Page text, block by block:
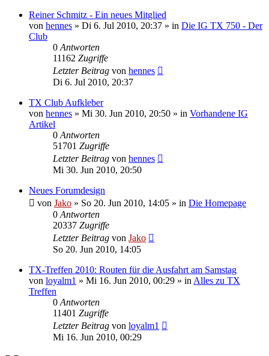
Reiner Schmitz - Ein neues Mitglied
von hennes » Di 6. Jul 2010, 20:37 » in Die IG TX 750 - Der
Club
0 Antworten
11162 Zugriffe
Letzter Beitrag von hennes
Di 6. Jul 2010, 20:37
TX Club Aufkleber
von hennes » Mi 30. Jun 2010, 20:50 » in Vorhandene IG
Artikel
0 Antworten
51701 Zugriffe
Letzter Beitrag von hennes
Mi 30. Jun 2010, 20:50
Neues Forumdesign
von Jako » So 20. Jun 2010, 14:05 » in Die Homepage
0 Antworten
20337 Zugriffe
Letzter Beitrag von Jako
So 20. Jun 2010, 14:05
TX-Treffen 2010: Routen für die Ausfahrt am Samstag
von loyalm1 » Mi 16. Jun 2010, 00:29 » in Alles zu TX
Treffen
0 Antworten
11401 Zugriffe
Letzter Beitrag von loyalm1
Mi 16. Jun 2010, 00:29